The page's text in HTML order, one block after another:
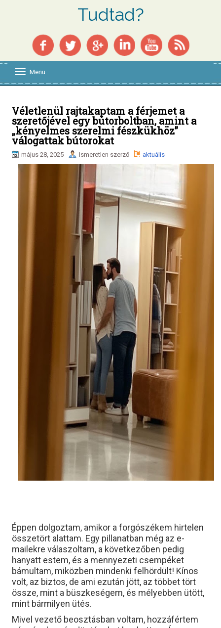
Tudtad?
l
e
n
a
v
i
i
o
n
Menu
Véletlenül rajtakaptam a férjemet a
szeretőjével egy bútorboltban, amint a
„kényelmes szerelmi fészkükhöz”
válogattak bútorokat
május 28, 2025 Ismeretlen szerző aktuális
Éppen dolgoztam, amikor a forgószékem hirtelen
összetört alattam. Egy pillanatban még az e-
mailekre válaszoltam, a következőben pedig
hanyatt estem, és a mennyezeti csempéket
bámultam, miközben mindenki felhördült! Kínos
volt, az biztos, de ami ezután jött, az többet tört
össze, mint a büszkeségem, és mélyebben ütött,
mint bármilyen ütés.
Mivel vezető beosztásban voltam, hozzáfértem